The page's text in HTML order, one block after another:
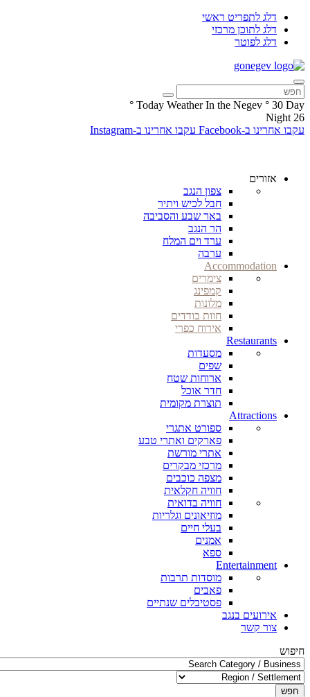
דלג לתפריט ראשי
דלג לתוכן מרכזי
דלג לפוטר
Today Weather In the Negev ° 30 Day
°
26
Night
עקבו אחרינו ב-Facebook
עקבו אחרינו ב-Instagram
אזורים
צפון הנגב
חבל לכיש ויתיר
באר שבע והסביבה
הר הנגב
ערד וים המלח
ערבה
Accommodation
צימרים
קמפינג
מלונות
חוות בודדים
אירוח כפרי
Restaurants
מסעדות
שפים
ארוחות שטח
חדר אוכל
תוצרת מקומית
Attractions
ספורט אתגרי
פארקים ואתרי טבע
אתרי מורשת
מרכזי מבקרים
מצפה כוכבים
חוויה חקלאית
חוויה בדואית
מוזיאונים וגלריות
בעלי חיים
אמנים
ספא
Entertainment
מוסדות תרבות
פאבים
פסטיבלים שנתיים
אירועים בנגב
צור קשר
חיפוש
חפש